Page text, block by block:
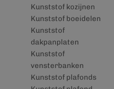
Kunststof kozijnen
Kunststof boeidelen
Kunststof
dakpanplaten
Kunststof
vensterbanken
Kunststof plafonds